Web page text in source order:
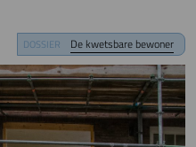
DOSSIER De kwetsbare bewoner